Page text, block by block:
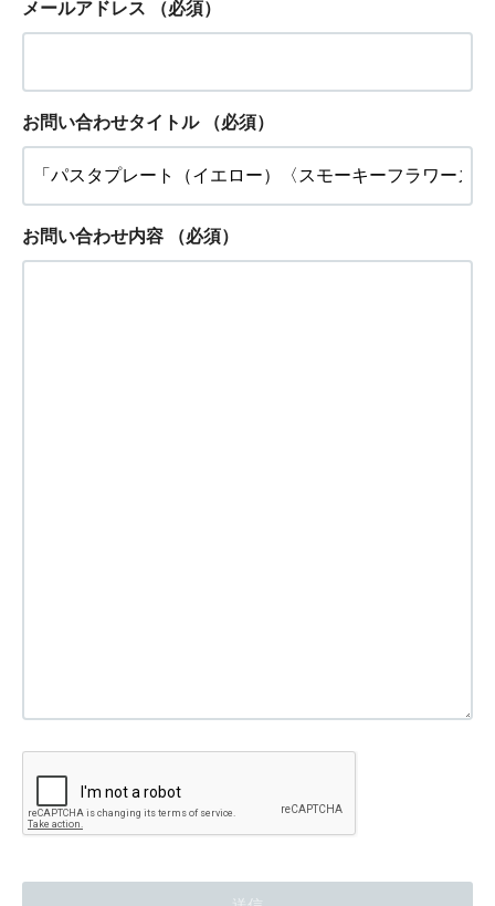
メールアドレス （必須）
お問い合わせタイトル （必須）
お問い合わせ内容 （必須）